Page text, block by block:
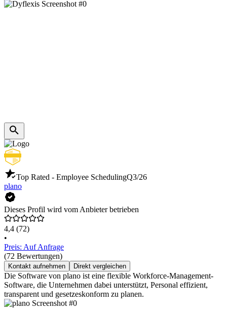
Top Rated - Employee SchedulingQ3/26
plano
Dieses Profil wird vom Anbieter betrieben
4,4 (72)
•
Preis: Auf Anfrage
(72 Bewertungen)
Kontakt aufnehmen Direkt vergleichen
Die Software von plano ist eine flexible Workforce-Management-
Software, die Unternehmen dabei unterstützt, Personal effizient,
transparent und gesetzeskonform zu planen.